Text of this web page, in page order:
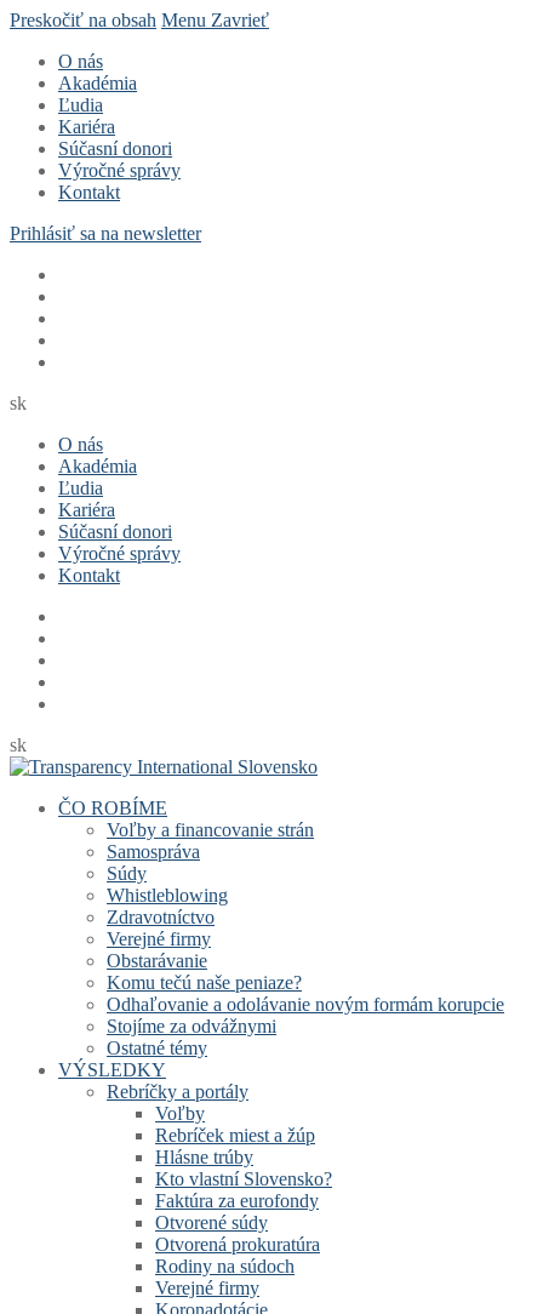
Preskočiť na obsah Menu Zavrieť
O nás
Akadémia
Ľudia
Kariéra
Súčasní donori
Výročné správy
Kontakt
Prihlásiť sa na newsletter
sk
O nás
Akadémia
Ľudia
Kariéra
Súčasní donori
Výročné správy
Kontakt
sk
ČO ROBÍME
Voľby a financovanie strán
Samospráva
Súdy
Whistleblowing
Zdravotníctvo
Verejné firmy
Obstarávanie
Komu tečú naše peniaze?
Odhaľovanie a odolávanie novým formám korupcie
Stojíme za odvážnymi
Ostatné témy
VÝSLEDKY
Rebríčky a portály
Voľby
Rebríček miest a žúp
Hlásne trúby
Kto vlastní Slovensko?
Faktúra za eurofondy
Otvorené súdy
Otvorená prokuratúra
Rodiny na súdoch
Verejné firmy
Koronadotácie